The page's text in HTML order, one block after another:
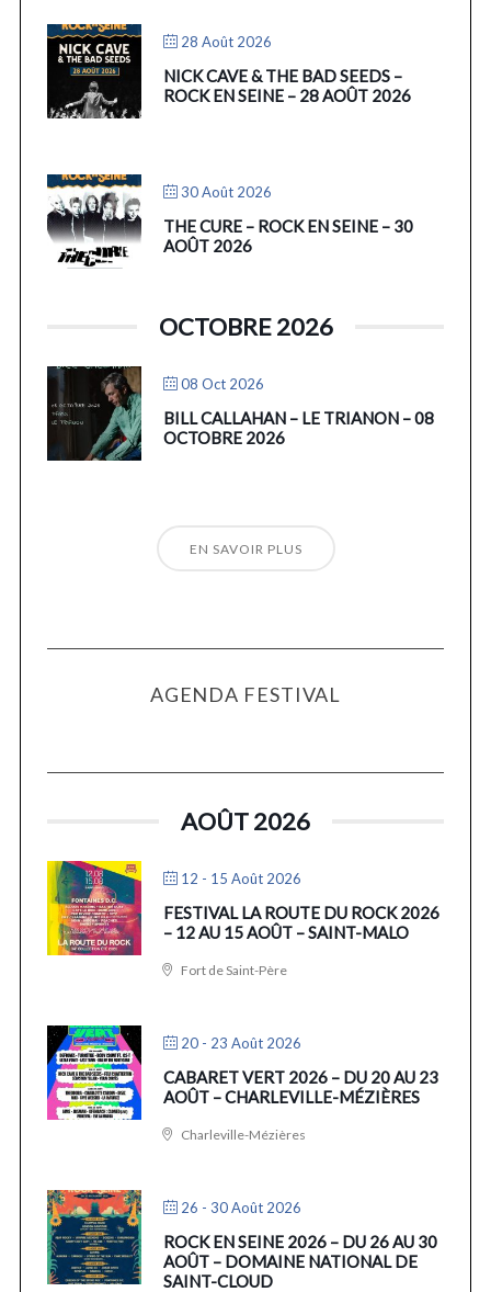
28 Août 2026
NICK CAVE & THE BAD SEEDS –
ROCK EN SEINE – 28 AOÛT 2026
30 Août 2026
THE CURE – ROCK EN SEINE – 30
AOÛT 2026
OCTOBRE 2026
08 Oct 2026
BILL CALLAHAN – LE TRIANON – 08
OCTOBRE 2026
EN SAVOIR PLUS
AGENDA FESTIVAL
AOÛT 2026
12 - 15 Août 2026
FESTIVAL LA ROUTE DU ROCK 2026
– 12 AU 15 AOÛT – SAINT-MALO
Fort de Saint-Père
20 - 23 Août 2026
CABARET VERT 2026 – DU 20 AU 23
AOÛT – CHARLEVILLE-MÉZIÈRES
Charleville-Mézières
26 - 30 Août 2026
ROCK EN SEINE 2026 – DU 26 AU 30
AOÛT – DOMAINE NATIONAL DE
SAINT-CLOUD